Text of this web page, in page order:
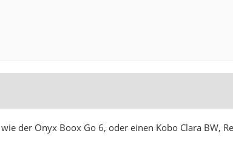
der Onyx Boox Go 6, oder einen Kobo Clara BW,